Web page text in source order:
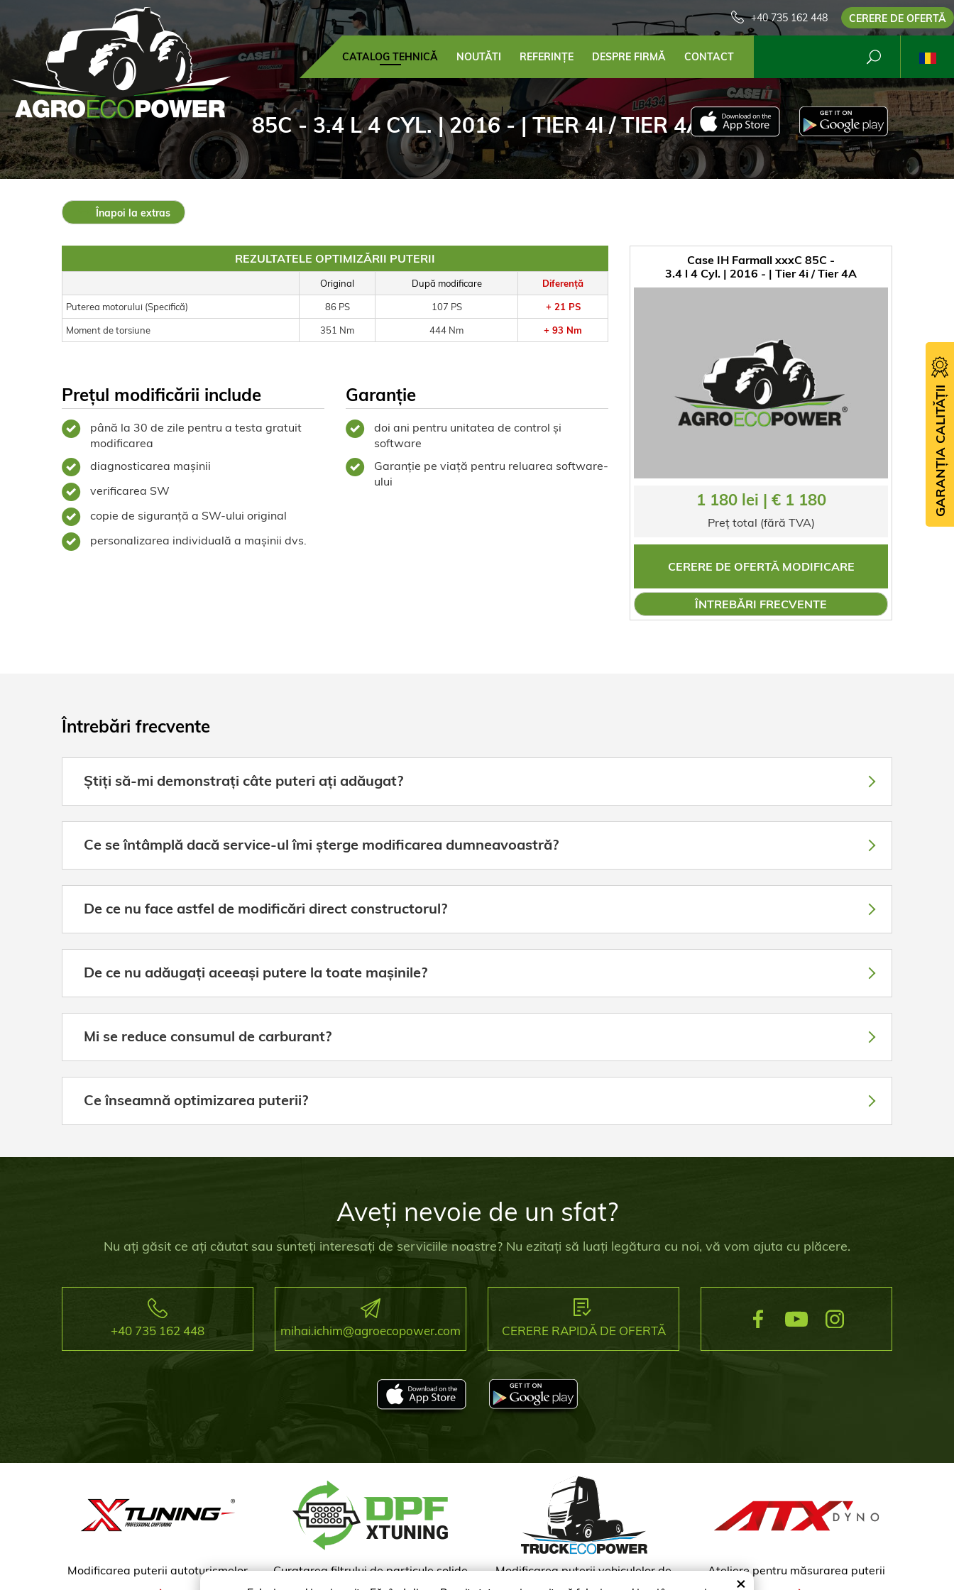
×
+40 735 162 448 CERERE DE OFERTĂ
CATALOG TEHNICĂ NOUTĂTI REFERINȚE DESPRE FIRMĂ CONTACT
85C - 3.4 L 4 CYL. | 2016 - | TIER 4I / TIER 4A
Înapoi la extras
Case IH Farmall xxxC 85C -
3.4 l 4 Cyl. | 2016 - | Tier 4i / Tier 4A
1 180 lei | € 1 180
Preț total (fără TVA)
CERERE DE OFERTĂ MODIFICARE
ÎNTREBĂRI FRECVENTE
REZULTATELE OPTIMIZĂRII PUTERII
Original După modificare Diferență
Puterea motorului (Specifică) 86 PS 107 PS + 21 PS
Moment de torsiune 351 Nm 444 Nm + 93 Nm
Prețul modificării include
până la 30 de zile pentru a testa gratuit
modificarea
diagnosticarea mașinii
verificarea SW
copie de siguranță a SW-ului original
personalizarea individuală a mașinii dvs.
Garanție
doi ani pentru unitatea de control și
software
Garanție pe viață pentru reluarea software-
ului
Întrebări frecvente
Știți să-mi demonstrați câte puteri ați adăugat?
Ce se întâmplă dacă service-ul îmi șterge modificarea dumneavoastră?
De ce nu face astfel de modificări direct constructorul?
De ce nu adăugați aceeași putere la toate mașinile?
Mi se reduce consumul de carburant?
Ce înseamnă optimizarea puterii?
Aveți nevoie de un sfat?
Nu ați găsit ce ați căutat sau sunteți interesați de serviciile noastre? Nu ezitați să luați legătura cu noi, vă vom ajuta cu plăcere.
+40 735 162 448 mihai.ichim@agroecopower.com CERERE RAPIDĂ DE OFERTĂ
Modificarea puterii autoturismelor Curatarea filtrului de particule solide
Modificarea puterii vehiculelor de
transport marfă
Ateliere pentru măsurarea puterii
GARANȚIA CALITĂȚII